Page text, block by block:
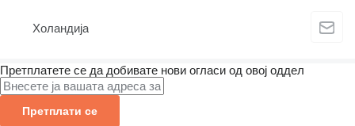
Холандија
Претплатете се да добивате нови огласи од овој оддел
Претплати се